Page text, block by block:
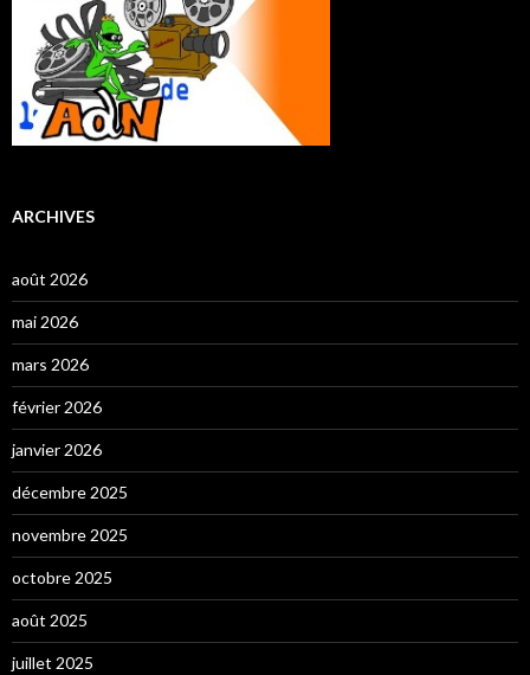
ARCHIVES
août 2026
mai 2026
mars 2026
février 2026
janvier 2026
décembre 2025
novembre 2025
octobre 2025
août 2025
juillet 2025